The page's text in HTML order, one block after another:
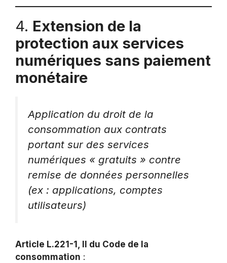
4. Extension de la
protection aux services
numériques sans paiement
monétaire
Application du droit de la
consommation aux contrats
portant sur des services
numériques « gratuits » contre
remise de données personnelles
(ex : applications, comptes
utilisateurs)
Article L.221-1, II du Code de la
consommation :